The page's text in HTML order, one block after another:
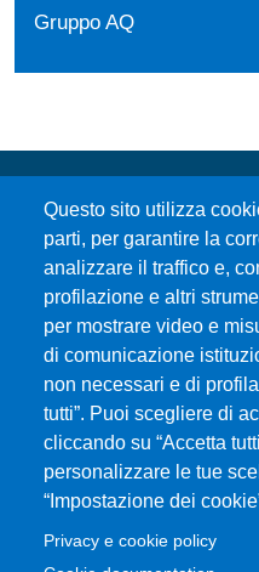
Gruppo AQ
Questo sito utilizza
parti, per garantire la
analizzare il traffico e,
profilazione e altri
per mostrare video e
di comunicazione
non necessari e di
tutti”. Puoi scegliere di
cliccando su “Accetta
personalizzare le tue
“Impostazione dei
Privacy e cookie policy
Università degli Studi di
Piazza Pugliatti, 1 - 98122
Cod. Fiscale 80004070837
P.IVA 00724160833
Centralino: 090 676 1
MENÙ SOCIAL